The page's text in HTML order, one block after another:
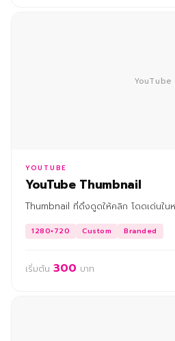
YouTube
YOUTUBE
YouTube Thumbnail
Thumbnail ที่ดึงดูดให้คลิก โดดเด่นใน
1280×720 Custom Branded
เริ่มต้น 300 บาท